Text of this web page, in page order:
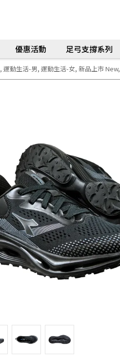
優惠活動 足弓支撐系列
, 運動生活-男, 運動生活-女, 新品上市 New,